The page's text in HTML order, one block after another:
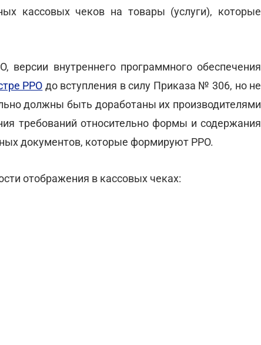
кассовых чеков на товары (услуги), которые
версии внутреннего программного обеспечения
РРО до вступления в силу Приказа № 306, но не
должны быть доработаны их производителями
требований относительно формы и содержания
документов, которые формируют РРО.
отображения в кассовых чеках: